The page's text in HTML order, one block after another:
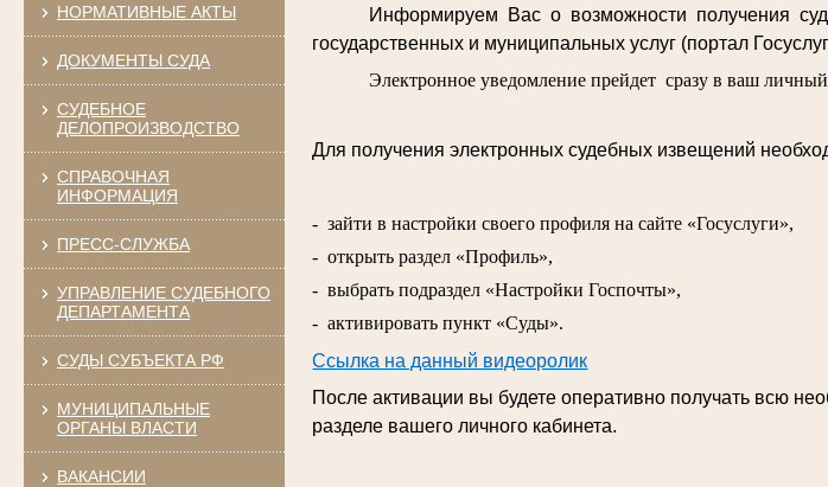
НОРМАТИВНЫЕ АКТЫ
ДОКУМЕНТЫ СУДА
СУДЕБНОЕ
ДЕЛОПРОИЗВОДСТВО
СПРАВОЧНАЯ
ИНФОРМАЦИЯ
ПРЕСС-СЛУЖБА
УПРАВЛЕНИЕ СУДЕБНОГО
ДЕПАРТАМЕНТА
СУДЫ СУБЪЕКТА РФ
МУНИЦИПАЛЬНЫЕ
ОРГАНЫ ВЛАСТИ
ВАКАНСИИ
Информируем Вас о возможности получения
государственных и муниципальных услуг (портал
Электронное уведомление прейдет сразу в ваш
Для получения электронных судебных извещений
- зайти в настройки своего профиля на сайте «Госуслуги»,
- открыть раздел «Профиль»,
- выбрать подраздел «Настройки Госпочты»,
- активировать пункт «Суды».
Ссылка на данный видеоролик
После активации вы будете оперативно получать всю
разделе вашего личного кабинета.